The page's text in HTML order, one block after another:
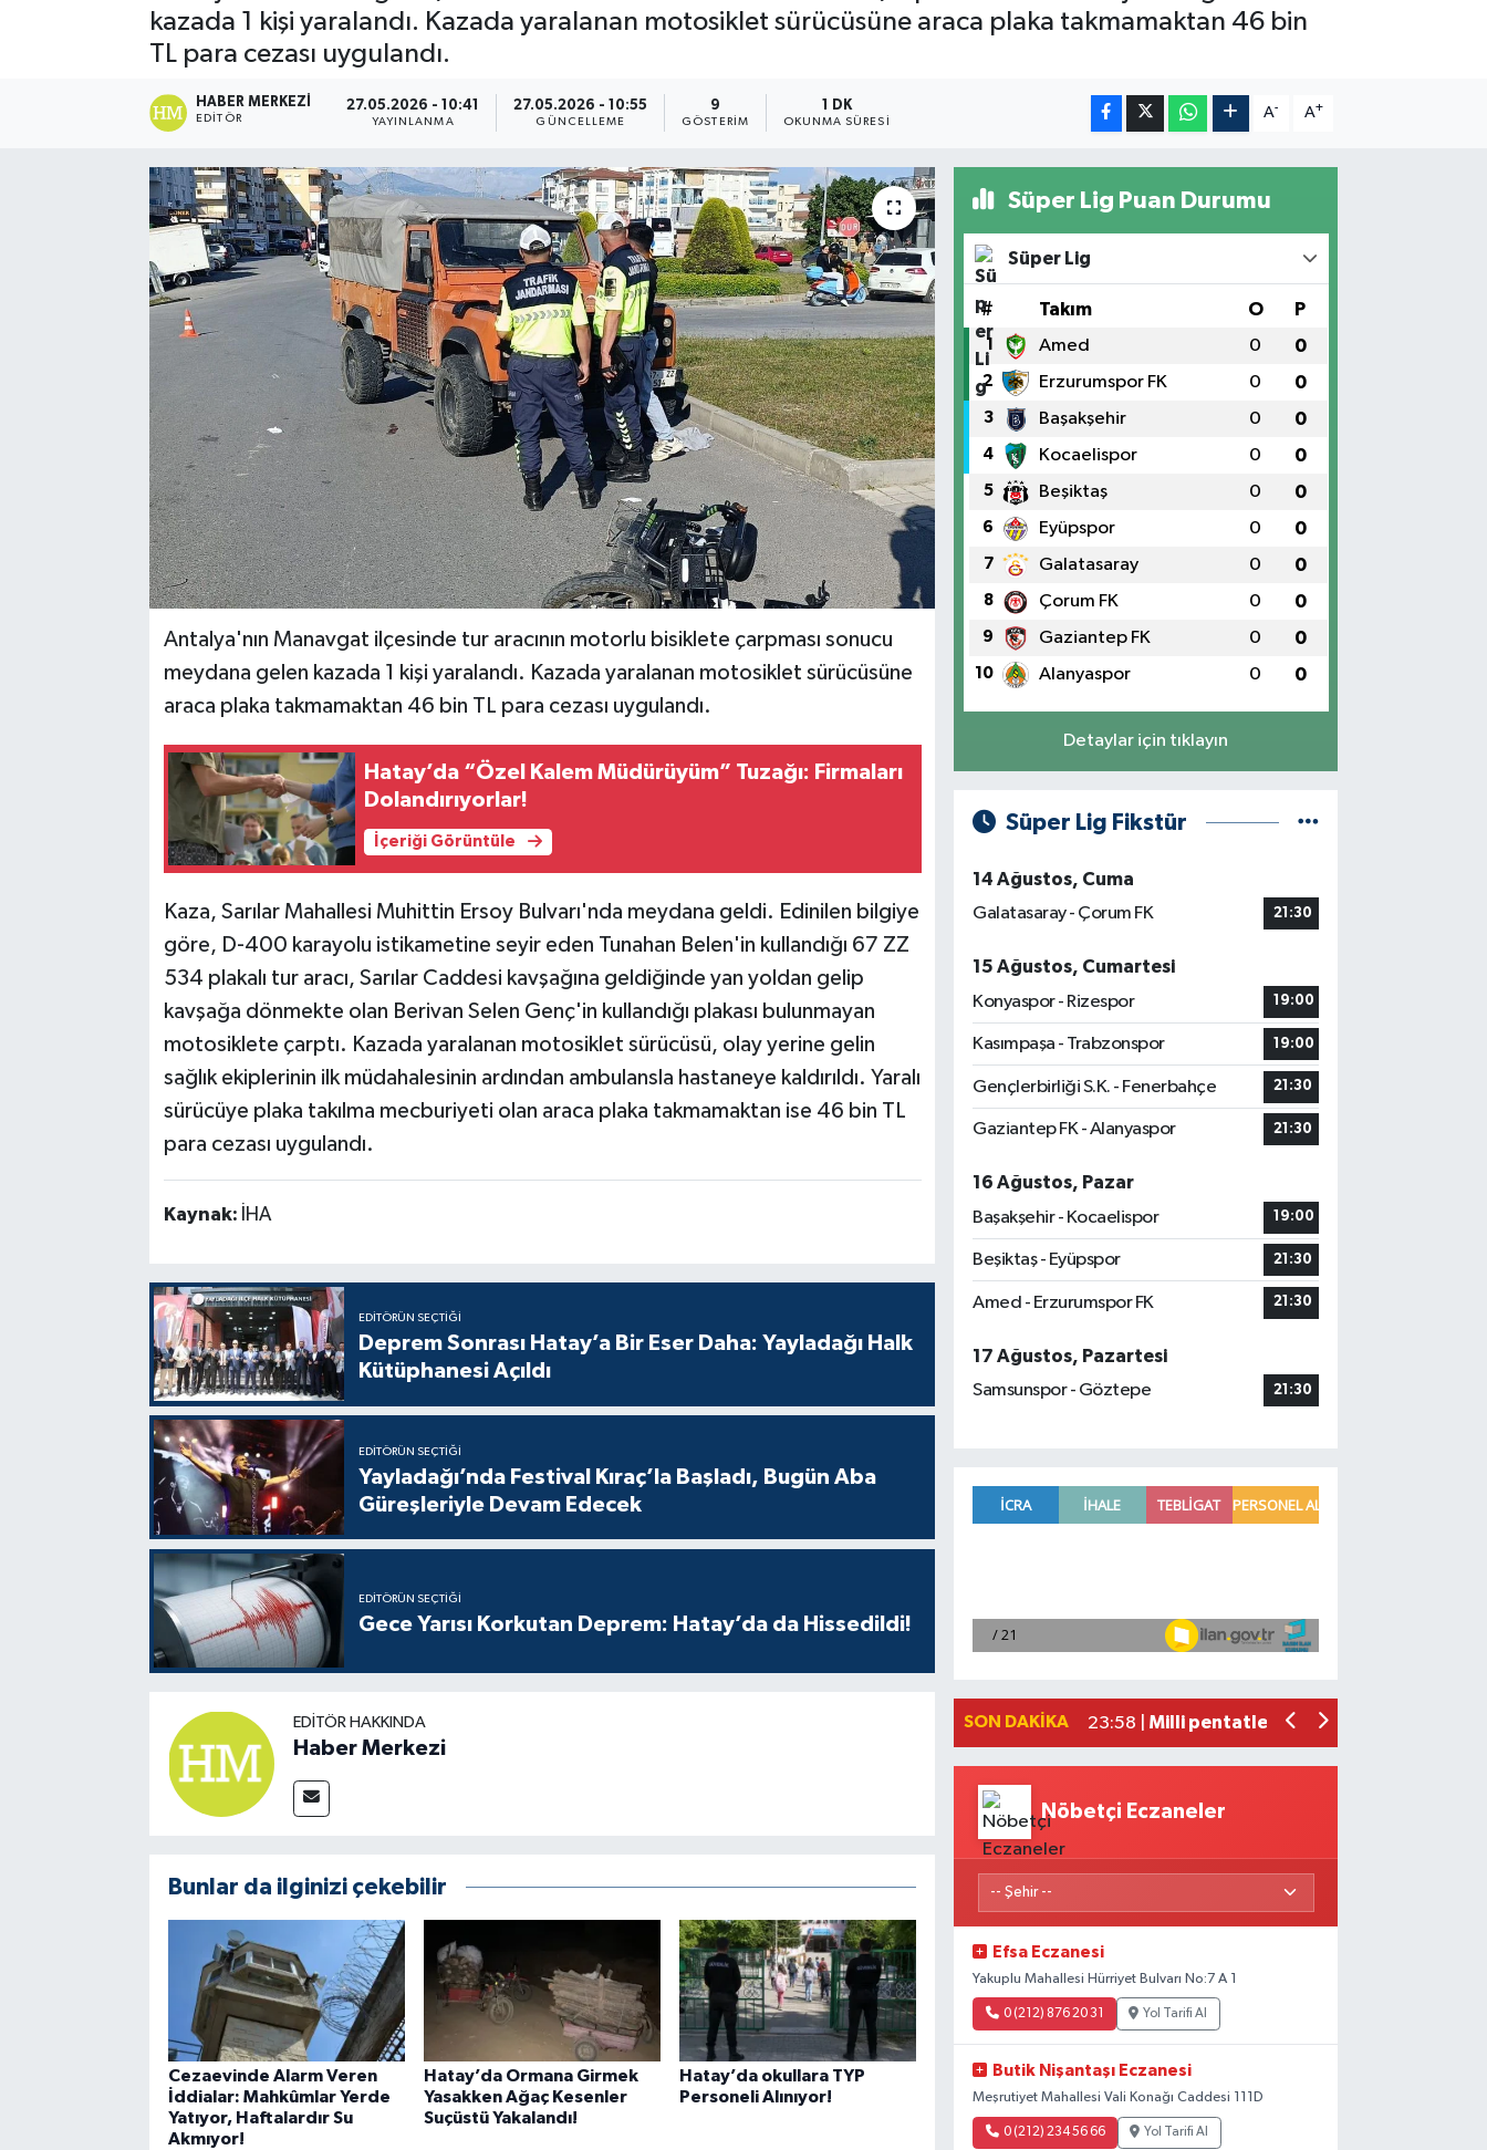
kazada 1 kişi yaralandı. Kazada yaralanan motosiklet sürücüsüne araca plaka takmamaktan 46 bin
TL para cezası uygulandı.
HABER MERKEZI
EDITÖR
27.05.2026 - 10:41
YAYINLANMA
27.05.2026 - 10:55
GÜNCELLEME
9
GÖSTERIM
1 DK
OKUNMA SÜRESI
A- A+
Antalya'nın Manavgat ilçesinde tur aracının motorlu bisiklete çarpması sonucu
meydana gelen kazada 1 kişi yaralandı. Kazada yaralanan motosiklet sürücüsüne
araca plaka takmamaktan 46 bin TL para cezası uygulandı.
Hatay’da “Özel Kalem Müdürüyüm” Tuzağı: Firmaları
Dolandırıyorlar!
İçeriği Görüntüle
Kaza, Sarılar Mahallesi Muhittin Ersoy Bulvarı'nda meydana geldi. Edinilen bilgiye
göre, D-400 karayolu istikametine seyir eden Tunahan Belen'in kullandığı 67 ZZ
534 plakalı tur aracı, Sarılar Caddesi kavşağına geldiğinde yan yoldan gelip
kavşağa dönmekte olan Berivan Selen Genç'in kullandığı plakası bulunmayan
motosiklete çarptı. Kazada yaralanan motosiklet sürücüsü, olay yerine gelin
sağlık ekiplerinin ilk müdahalesinin ardından ambulansla hastaneye kaldırıldı. Yaralı
sürücüye plaka takılma mecburiyeti olan araca plaka takmamaktan ise 46 bin TL
para cezası uygulandı.
Kaynak: İHA
EDITÖRÜN SEÇTIĞI
Deprem Sonrası Hatay’a Bir Eser Daha: Yayladağı Halk
Kütüphanesi Açıldı
EDITÖRÜN SEÇTIĞI
Yayladağı’nda Festival Kıraç’la Başladı, Bugün Aba
Güreşleriyle Devam Edecek
EDITÖRÜN SEÇTIĞI
Gece Yarısı Korkutan Deprem: Hatay’da da Hissedildi!
EDITÖR HAKKINDA
Haber Merkezi
Bunlar da ilginizi çekebilir
Cezaevinde Alarm Veren
İddialar: Mahkûmlar Yerde
Yatıyor, Haftalardır Su
Akmıyor!
Hatay’da Ormana Girmek
Yasakken Ağaç Kesenler
Suçüstü Yakalandı!
Hatay’da okullara TYP
Personeli Alınıyor!
Süper Lig Puan Durumu
Süper Lig
# Takım O P
1 Amed 0 0
2 Erzurumspor FK 0 0
3 Başakşehir 0 0
4 Kocaelispor 0 0
5 Beşiktaş 0 0
6 Eyüpspor 0 0
7 Galatasaray 0 0
8 Çorum FK 0 0
9 Gaziantep FK 0 0
10 Alanyaspor 0 0
Detaylar için tıklayın
Süper Lig Fikstür
14 Ağustos, Cuma
Galatasaray - Çorum FK
21:30
15 Ağustos, Cumartesi
Konyaspor - Rizespor
19:00
Kasımpaşa - Trabzonspor 19:00
Gençlerbirliği S.K. - Fenerbahçe 21:30
Gaziantep FK - Alanyaspor 21:30
16 Ağustos, Pazar
Başakşehir - Kocaelispor
19:00
Beşiktaş - Eyüpspor 21:30
Amed - Erzurumspor FK 21:30
17 Ağustos, Pazartesi
Samsunspor - Göztepe
21:30
SON DAKIKA
Mersin'de uyuşturucu
23:58 | Milli pentatletler Kıvanç Taşyaran ve
Nöbetçi Eczaneler
Efsa Eczanesi
Yakuplu Mahallesi Hürriyet Bulvarı No:7 A 1
0 (212) 876 20 31 Yol Tarifi Al
Butik Nişantaşı Eczanesi
Meşrutiyet Mahallesi Vali Konağı Caddesi 111D
0 (212) 234 56 66 Yol Tarifi Al